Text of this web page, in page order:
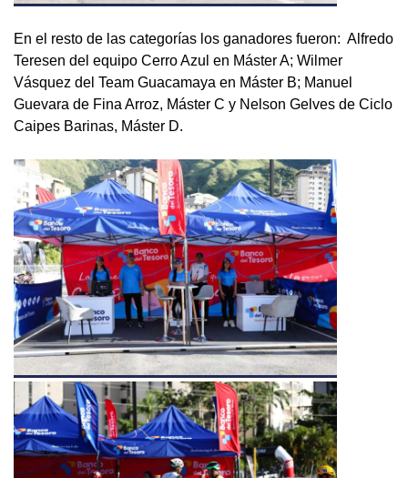
En el resto de las categorías los ganadores fueron: Alfredo
Teresen del equipo Cerro Azul en Máster A; Wilmer
Vásquez del Team Guacamaya en Máster B; Manuel
Guevara de Fina Arroz, Máster C y Nelson Gelves de Ciclo
Caipes Barinas, Máster D.